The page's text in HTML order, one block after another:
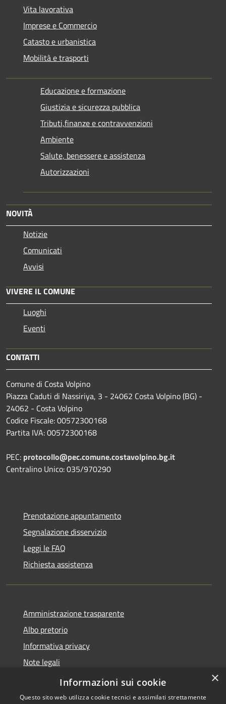
Vita lavorativa
Imprese e Commercio
Catasto e urbanistica
Mobilità e trasporti
Educazione e formazione
Giustizia e sicurezza pubblica
Tributi,finanze e contravvenzioni
Ambiente
Salute, benessere e assistenza
Autorizzazioni
NOVITÀ
Notizie
Comunicati
Avvisi
VIVERE IL COMUNE
Luoghi
Eventi
CONTATTI
Comune di Costa Volpino
Piazza Caduti di Nassiriya, 3 - 24062 Costa Volpino (BG) -
24062 - Costa Volpino
Codice Fiscale: 00572300168
Partita IVA: 00572300168
PEC: protocollo@pec.comune.costavolpino.bg.it
Centralino Unico: 035/970290
Prenotazione appuntamento
Segnalazione disservizio
Leggi le FAQ
Richiesta assistenza
Amministrazione trasparente
Albo pretorio
Informativa privacy
Note legali
Dichiarazione di accessibilità
×
Informazioni sui cookie
Questo sito web utilizza cookie tecnici e assimilati strettamente